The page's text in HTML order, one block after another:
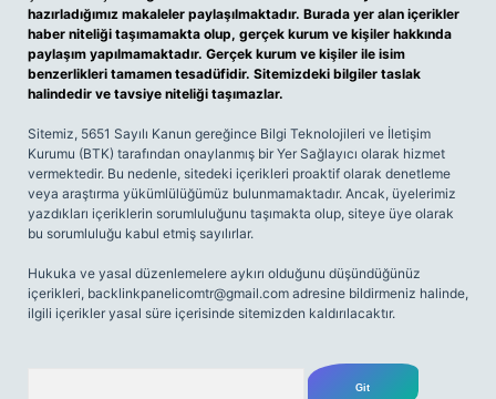
hazırladığımız makaleler paylaşılmaktadır. Burada yer alan içerikler
haber niteliği taşımamakta olup, gerçek kurum ve kişiler hakkında
paylaşım yapılmamaktadır. Gerçek kurum ve kişiler ile isim
benzerlikleri tamamen tesadüfidir. Sitemizdeki bilgiler taslak
halindedir ve tavsiye niteliği taşımazlar.
Sitemiz, 5651 Sayılı Kanun gereğince Bilgi Teknolojileri ve İletişim
Kurumu (BTK) tarafından onaylanmış bir Yer Sağlayıcı olarak hizmet
vermektedir. Bu nedenle, sitedeki içerikleri proaktif olarak denetleme
veya araştırma yükümlülüğümüz bulunmamaktadır. Ancak, üyelerimiz
yazdıkları içeriklerin sorumluluğunu taşımakta olup, siteye üye olarak
bu sorumluluğu kabul etmiş sayılırlar.
Hukuka ve yasal düzenlemelere aykırı olduğunu düşündüğünüz
içerikleri, backlinkpanelicomtr@gmail.com adresine bildirmeniz halinde,
ilgili içerikler yasal süre içerisinde sitemizden kaldırılacaktır.